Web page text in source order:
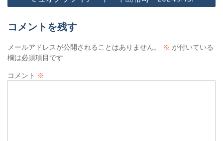
稿
ナ
ゲ
シ
コメントを残す
メールアドレスが公開されることはありません。 ※ が付いている
欄は必須項目です
コメント ※